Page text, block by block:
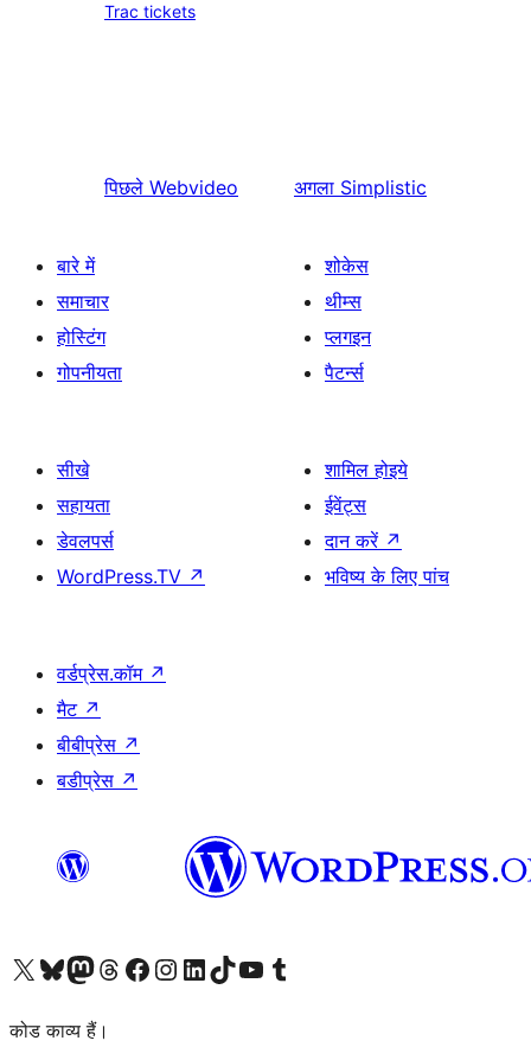
Trac tickets
पिछले Webvideo अगला Simplistic
बारे में
समाचार
होस्टिंग
गोपनीयता
शोकेस
थीम्स
प्लगइन
पैटर्न्स
सीखे
सहायता
डेवलपर्स
WordPress.TV ↗
शामिल होइये
ईवेंट्स
दान करें ↗
भविष्य के लिए पांच
वर्डप्रेस.कॉम ↗
मैट ↗
बीबीप्रेस ↗
बडीप्रेस ↗
Visit our X (formerly Twitter) account
हमारे बलुस्की खाते पर जाएँVisit our Mastodon account
हमारे थ्रेड्स अकाउंट पर जाएंहमारे फेसबुक पेज पर जाएँहमारे इंस्टाग्राम अकाउंट पर जाएंहमारे लिंक्डइन खाते पर जाएँहमारे टिकटॉक खाते पर जाएँहमारे यूट्यूब चैनल पर जाएंहमारे Tumblr खाते पर जाएँ
कोड काव्य हैं।